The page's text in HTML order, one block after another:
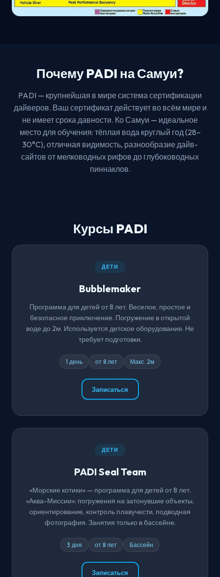
Почему PADI на Самуи?
PADI — крупнейшая в мире система сертификации
дайверов. Ваш сертификат действует во всём мире и
не имеет срока давности. Ко Самуи — идеальное
место для обучения: тёплая вода круглый год (28–
30°C), отличная видимость, разнообразие дайв-
сайтов от мелководных рифов до глубоководных
пиннаклов.
Курсы PADI
ДЕТИ
Bubblemaker
Программа для детей от 8 лет. Веселое, простое и
безопасное приключение. Погружение в открытой
воде до 2м. Используется детское оборудование. Не
требует подготовки.
1 день от 8 лет Макс. 2м
Записаться
ДЕТИ
PADI Seal Team
«Морские котики» — программа для детей от 8 лет.
«Аква-Миссии»: погружения на затонувшие объекты,
ориентирование, контроль плавучести, подводная
фотография. Занятия только в бассейне.
3 дня от 8 лет Бассейн
Записаться